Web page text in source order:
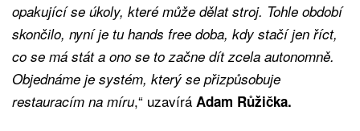
opakující se úkoly, které může dělat stroj. Tohle období
skončilo, nyní je tu hands free doba, kdy stačí jen říct,
co se má stát a ono se to začne dít zcela autonomně.
Objednáme je systém, který se přizpůsobuje
restauracím na míru,“ uzavírá Adam Růžička.